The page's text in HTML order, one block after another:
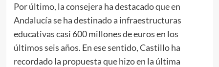
Por último, la consejera ha destacado que en
Andalucía se ha destinado a infraestructuras
educativas casi 600 millones de euros en los
últimos seis años. En ese sentido, Castillo ha
recordado la propuesta que hizo en la última